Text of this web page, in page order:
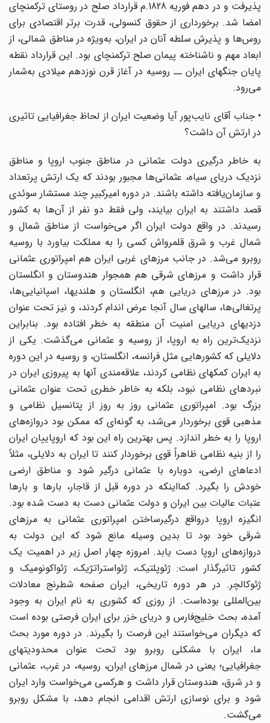
پذیرفت و در دهم فوریه 1828.م قرارداد صلح در روستای ترکمنچای
امضا شد. برخورداری از حقوق کنسولی، قدرت برتر اقتصادی برای
روس‌ها و پذیرش سلطه آنان در ایران، به‌ویژه در مناطق شمالی، از
ابعاد مهم و ناشناخته پیمان صلح ترکمنچای بود. این قرارداد نقطه
پایان جنگهای ایران ــ روسیه در آغاز قرن نوزدهم میلادی به‌شمار
می‌رود.
• جناب آقای نایب‌پور آیا وضعیت ایران از لحاظ جغرافیایی تاثیری
در ارتش آن داشت؟
به خاطر درگیری دولت عثمانی در مناطق جنوب اروپا و مناطق
نزدیک دریای سیاه، ‌عثمانی‌ها مجبور بودند که یک ارتش پرتعداد
و سازمان‌یافته داشته باشند. در دوره امیرکبیر چند مستشار سوئدی
قصد داشتند به ایران بیایند، ولی فقط دو نفر از آن‌ها به کشور
رسیدند. در واقع دولت ایران اگر می‌خواست از مناطق شمال و
شمال غرب و شرق قلمرواش کسی را به مملکت بیاورد با روسیه
روبرو می‌شد. در جانب مرزهای غربی ایران هم امپراتوری عثمانی
قرار داشت و مرزهای شرقی‌ هم همجوار هندوستان و انگلستان
بود. در مرزهای دریایی هم، انگلستان و هلندیها، اسپانیایی‌ها،
پرتغالی‌ها، سالهای سال آنجا عرض اندام کردند، و نیز تحت عنوان
دزدیهای دریایی امنیت آن منطقه به خطر افتاده بود. بنابراین
نزدیک‌ترین راه به اروپا، از روسیه و عثمانی می‌گذشت. یکی از
دلایلی که کشورهایی مثل فرانسه، انگلستان، و روسیه در این دوره
به ایران کمکهای نظامی کردند، علاقه‌مندی آنها به پیروزی ایران در
نبردهای نظامی نبود، بلکه به خاطر خطری تحت عنوان عثمانی
بزرگ بود. امپراتوری عثمانی روز به روز از پتانسیل نظامی و
مذهبی قوی برخوردار می‌شد، به گونه‌ای که ممکن بود دروازه‌های
اروپا را به خطر اندازد. پس بهترین راه این بود که اروپاییان ایران
را از بنیه نظامی ظاهراً قوی برخوردار کنند تا ایران به دلایلی، مثلاً
ادعاهای ارضی، دوباره با عثمانی درگیر شود و مناطق ارضی
خودش را بگیرد. کمااینکه در دوره قبل از قاجار، بارها و بارها
عتبات عالیات بین ایران و دولت عثمانی دست به دست ‌شده بود.
انگیزه اروپا درواقع درگیرساختن امپراتوری عثمانی به مرزهای
شرقی خود بود تا بدین وسیله مانع شود که این دولت به
دروازه‌های اروپا دست یابد. امروزه چهار اصل زیر در اهمیت یک
کشور تاثیرگذار است: ژئوپلتیک، ژئواستراتژیک، ژئواکونومیک و
ژئوکالچر. در هر دوره تاریخی، ایران صفحه شطرنج معادلات
بین‌المللی بوده‌است. از روزی که کشوری به نام ایران به وجود
آمده، بحث خلیج‌فارس و دریای خزر برای ایران فرصتی بوده است
که دیگران می‌خواستند این فرصت را بگیرند. در دوره مورد بحث
ما، ایران با مشکلی روبرو بود تحت عنوان محدودیتهای
جغرافیایی؛ یعنی در شمال مرزهای ایران، روسیه، در غرب، عثمانی
و در شرق، هندوستان قرار داشت و هرکسی می‌خواست وارد ایران
شود و برای نوسازی ارتش اقدامی انجام دهد، با مشکل روبرو
می‌گشت.